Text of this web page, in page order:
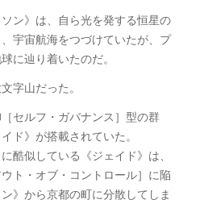
ン》は、自ら光を発する恒星の
宇宙航海をつづけていたが、プ
に辿り着いたのだ。
字山だった。
セルフ・ガバナンス］型の群
ド》が搭載されていた。
酷似している《ジェイド》は、
ト・オブ・コントロール］に陥
》から京都の町に分散してしま